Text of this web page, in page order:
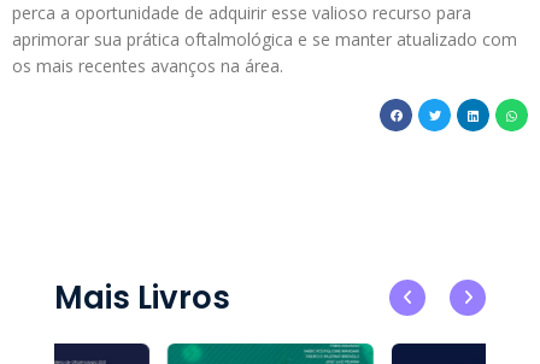
perca a oportunidade de adquirir esse valioso recurso para
aprimorar sua prática oftalmológica e se manter atualizado com
os mais recentes avanços na área.
Mais Livros